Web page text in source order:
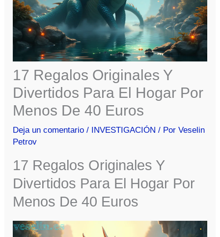
17 Regalos Originales Y
Divertidos Para El Hogar Por
Menos De 40 Euros
Deja un comentario / INVESTIGACIÓN / PorVeselin
Petrov
17 Regalos Originales Y
Divertidos Para El Hogar Por
Menos De 40 Euros